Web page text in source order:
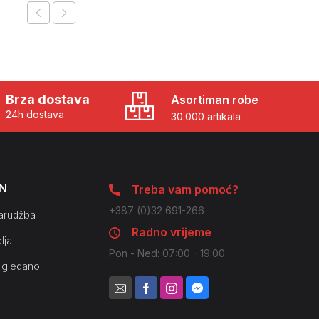
Brza dostava
24h dostava
Asortiman robe
30.000 artikala
Treba vam pomoć?
+387 (0)32 691-266
Radno vrijeme
Pon - Ned: 07:00 - 19:00